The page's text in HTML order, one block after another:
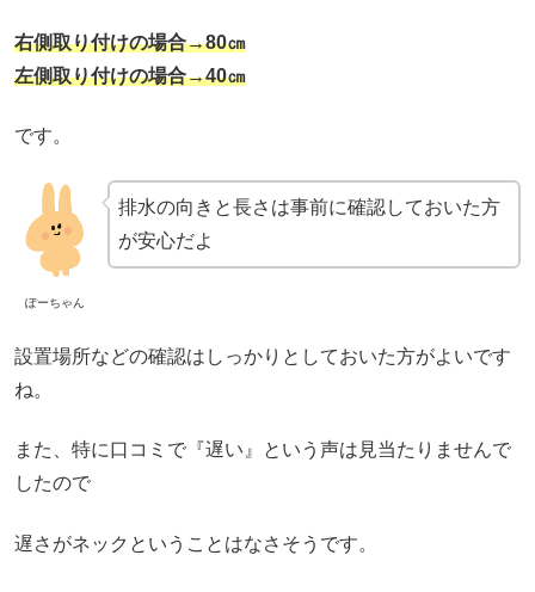
右側取り付けの場合→80㎝
左側取り付けの場合→40㎝
です。
ぽーちゃん
排水の向きと長さは事前に確認しておいた方
が安心だよ
設置場所などの確認はしっかりとしておいた方がよいです
ね。
また、特に口コミで『遅い』という声は見当たりませんで
したので
遅さがネックということはなさそうです。